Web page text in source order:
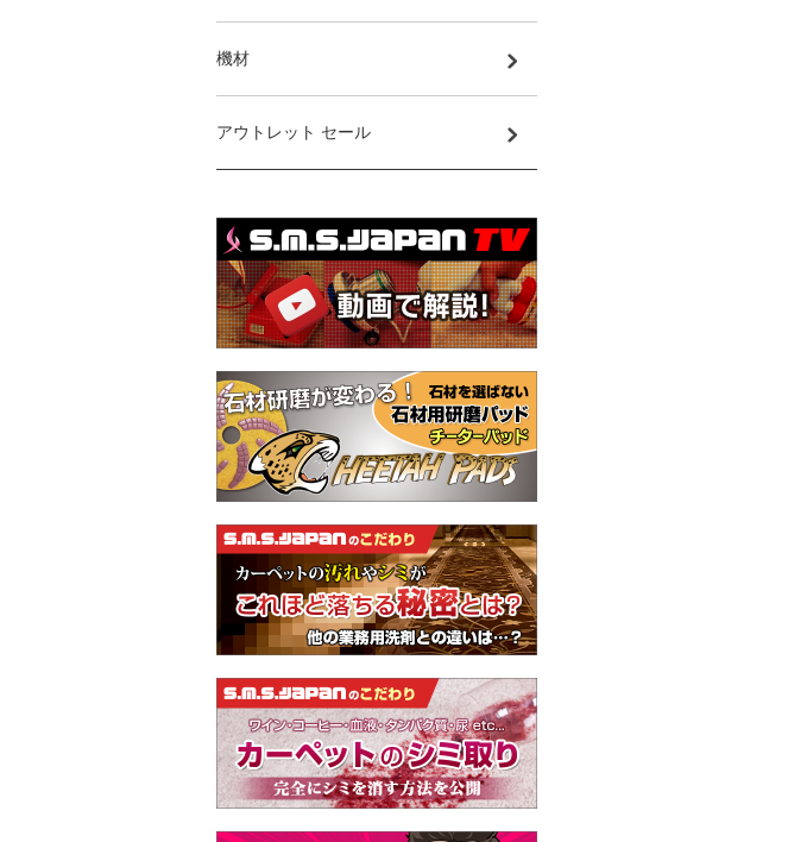
機材
アウトレット セール